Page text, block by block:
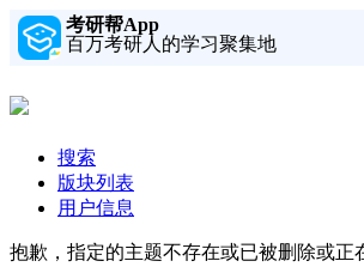
考研帮App
百万考研人的学习聚集地
搜索
版块列表
用户信息
抱歉，指定的主题不存在或已被删除或正